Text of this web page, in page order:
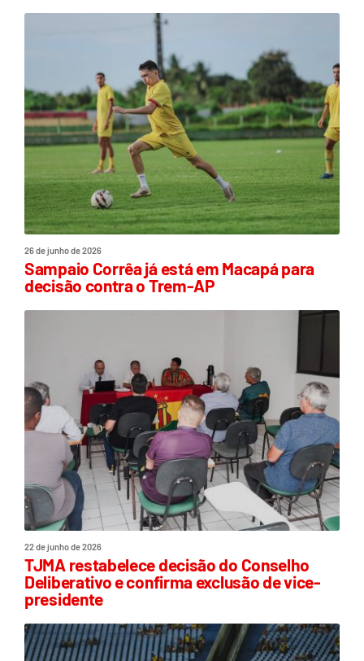
26 de junho de 2026
Sampaio Corrêa já está em Macapá para
decisão contra o Trem-AP
22 de junho de 2026
TJMA restabelece decisão do Conselho
Deliberativo e confirma exclusão de vice-
presidente